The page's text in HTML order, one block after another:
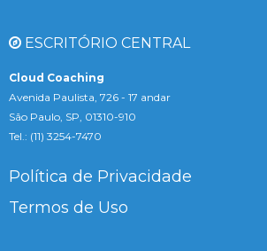
ESCRITÓRIO CENTRAL
Cloud Coaching
Avenida Paulista, 726 - 17 andar
São Paulo, SP, 01310-910
Tel.: (11) 3254-7470
Política de Privacidade
Termos de Uso